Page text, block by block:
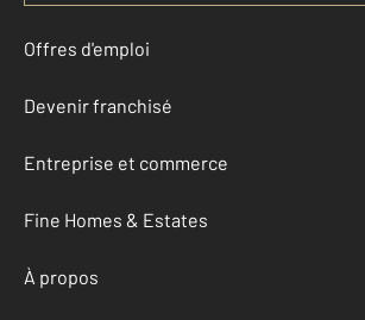
Offres d'emploi
Devenir franchisé
Entreprise et commerce
Fine Homes & Estates
À propos